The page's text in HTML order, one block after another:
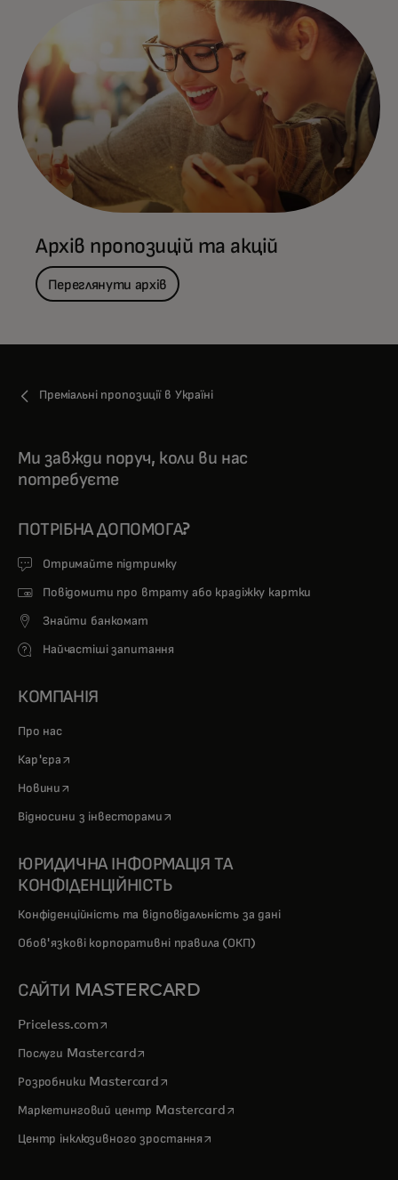
Архів пропозицій та акцій
Переглянути архів
Преміальні пропозиції в Україні
Ми завжди поруч, коли ви нас
потребуєте
ПОТРІБНА ДОПОМОГА?
Отримайте підтримку
Повідомити про втрату або крадіжку картки
Знайти банкомат
Найчастіші запитання
КОМПАНІЯ
Про нас
Кар'єра opens in a new tab
Новини opens in a new tab
Відносини з інвесторамиopens in a new tab
ЮРИДИЧНА ІНФОРМАЦІЯ ТА
КОНФІДЕНЦІЙНІСТЬ
Конфіденційність та відповідальність за дані
Обов'язкові корпоративні правила (ОКП)
САЙТИ MASTERCARD
Priceless.com opens in a new tab
Послуги Mastercardopens in a new tab
Розробники Mastercard opens in a new tab
Маркетинговий центр Mastercardopens in a new tab
Центр інклюзивного зростання opens in a new tab